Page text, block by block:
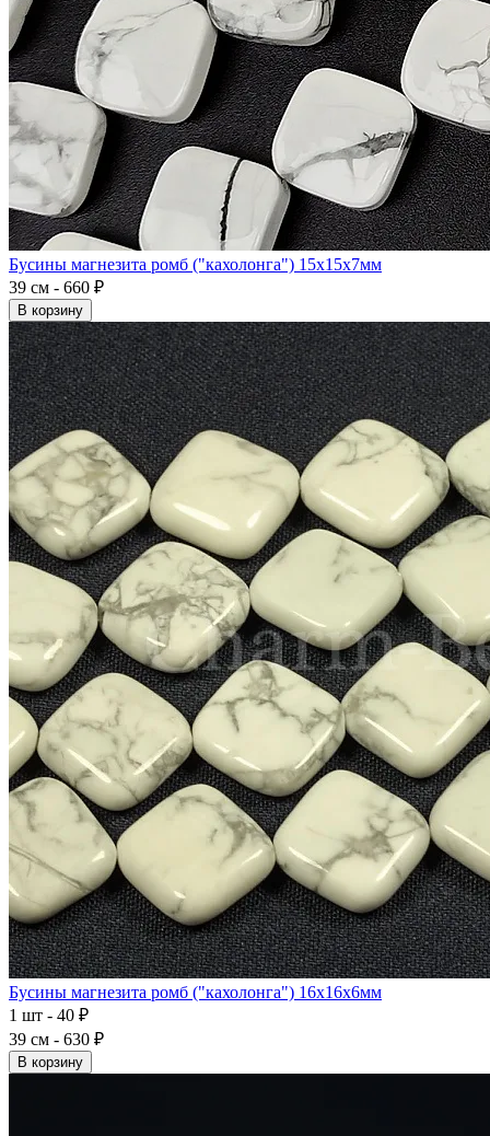
Бусины магнезита ромб ("кахолонга") 15x15x7мм
39 см - 660 ₽
В корзину
Бусины магнезита ромб ("кахолонга") 16x16x6мм
1 шт - 40 ₽
39 см - 630 ₽
В корзину